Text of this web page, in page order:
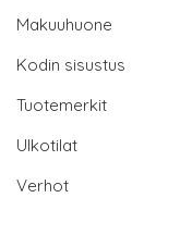
Makuuhuone
Kodin sisustus
Tuotemerkit
Ulkotilat
Verhot